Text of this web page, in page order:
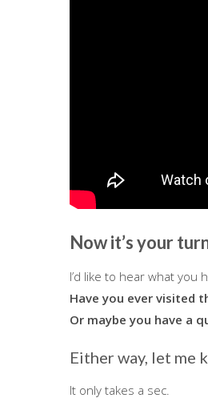
Now it’s your
I’d like to hear what you
Have you ever visited
Or maybe you have a
Either way, let me
It only takes a sec.